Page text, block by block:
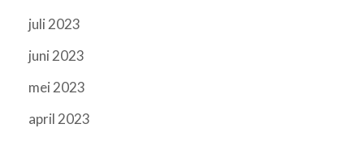
juli 2023
juni 2023
mei 2023
april 2023